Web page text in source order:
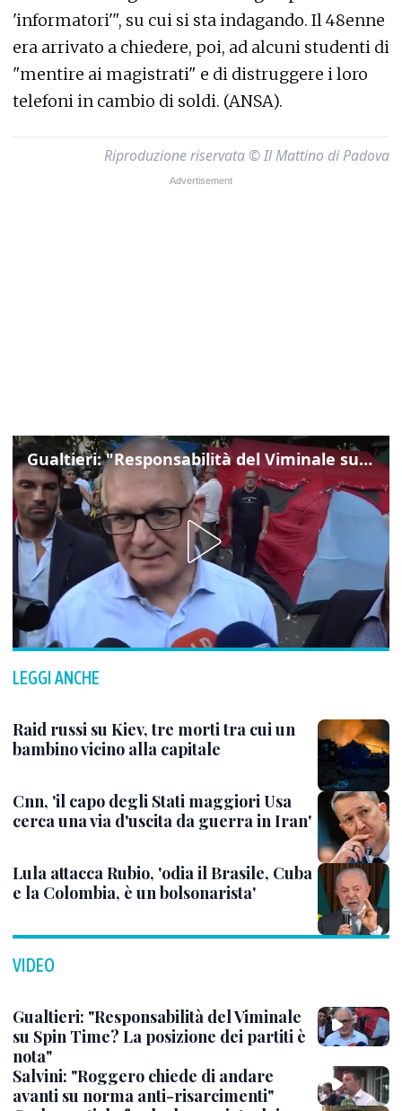
'informatori'", su cui si sta indagando. Il 48enne
era arrivato a chiedere, poi, ad alcuni studenti di
"mentire ai magistrati" e di distruggere i loro
telefoni in cambio di soldi. (ANSA).
Riproduzione riservata © Il Mattino di Padova
Gualtieri: "Responsabilità del Viminale su Spin Time? La posizione dei partiti è nota"
LEGGI ANCHE
Raid russi su Kiev, tre morti tra cui un
bambino vicino alla capitale
Cnn, 'il capo degli Stati maggiori Usa
cerca una via d'uscita da guerra in Iran'
Lula attacca Rubio, 'odia il Brasile, Cuba
e la Colombia, è un bolsonarista'
VIDEO
Gualtieri: "Responsabilità del Viminale
su Spin Time? La posizione dei partiti è
nota"
Salvini: "Roggero chiede di andare
avanti su norma anti-risarcimenti"